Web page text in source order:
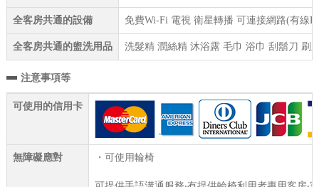
全客房共通的設備 免費Wi-Fi 電視 衛星轉播 可連接網路(有線
全客房共通的盥洗用品 洗髮精 潤絲精 沐浴露 毛巾 浴巾 刮鬍刀 刷
注意事項等
可使用的信用卡
無障礙應對 ・可使用輪椅